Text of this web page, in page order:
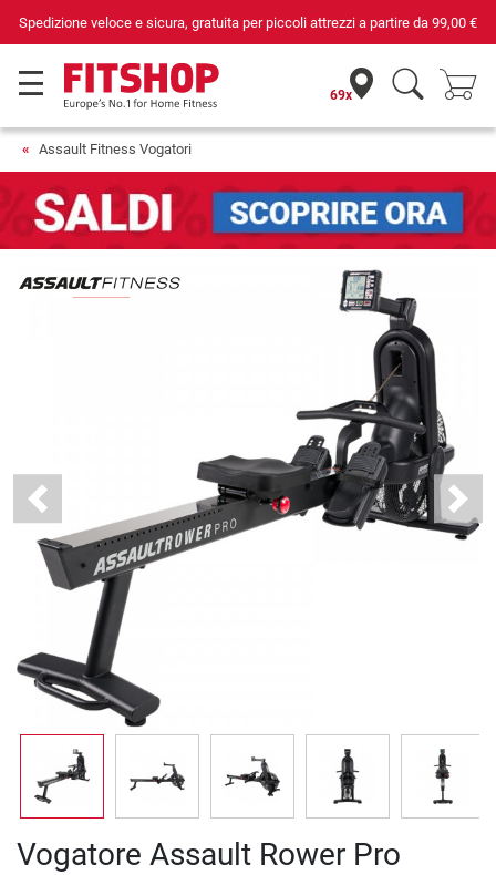
da99,00 € Da 42 anni i tuoi esperti di fiducia per il fitness
69x
Assault Fitness Vogatori
Previous Next
Vogatore Assault Rower Pro